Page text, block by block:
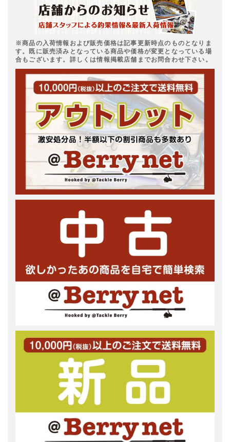
※商品の入荷情報および販売価格は記事更新時点のものとなりま
す。既に販売済みとなっている商品や価格が変更となっている場
合もございます。詳しくは情報掲載店舗までお問合わせ下さい。